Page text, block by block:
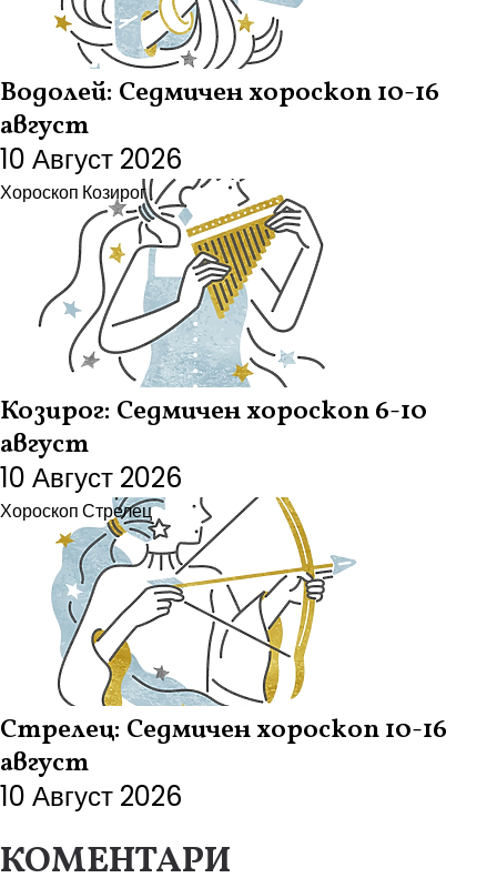
Водолей: Седмичен хороскоп 10-16
август
10 Август 2026
Хороскоп Козирог
Козирог: Седмичен хороскоп 6-10
август
10 Август 2026
ХороскопСтрелец
Стрелец: Седмичен хороскоп 10-16
август
10 Август 2026
КОМЕНТАРИ